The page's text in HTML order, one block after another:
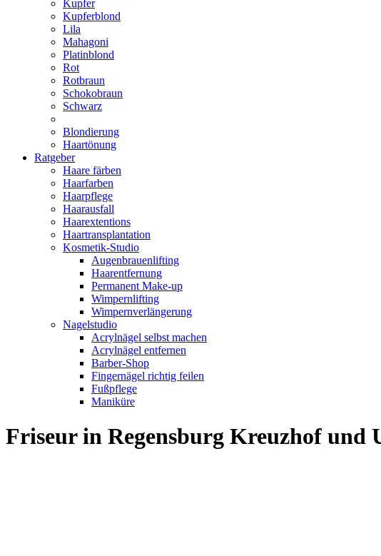
Kupfer
Kupferblond
Lila
Mahagoni
Platinblond
Rot
Rotbraun
Schokobraun
Schwarz
Blondierung
Haartönung
Ratgeber
Haare färben
Haarfarben
Haarpflege
Haarausfall
Haarextentions
Haartransplantation
Kosmetik-Studio
Augenbrauenlifting
Haarentfernung
Permanent Make-up
Wimpernlifting
Wimpernverlängerung
Nagelstudio
Acrylnägel selbst machen
Acrylnägel entfernen
Barber-Shop
Fingernägel richtig feilen
Fußpflege
Maniküre
Friseur in Regensburg Kreuzhof und